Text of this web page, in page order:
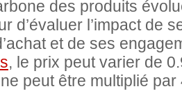
des produits
d’évaluer l’impact de
et de ses
, le prix peut varier de
peut être multiplié